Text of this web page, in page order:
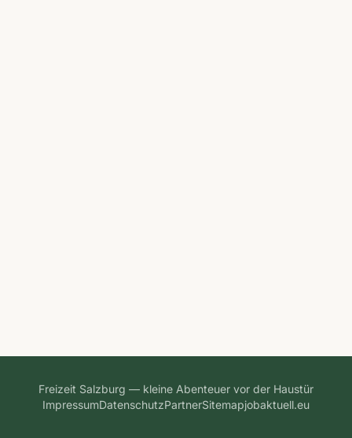
Freizeit Salzburg — kleine Abenteuer vor der Haustür
ImpressumDatenschutzPartnerSitemapjobaktuell.eu